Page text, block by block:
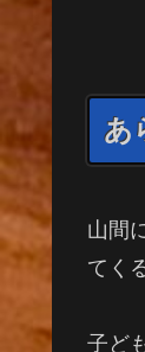
あ
山間
てく
子ど